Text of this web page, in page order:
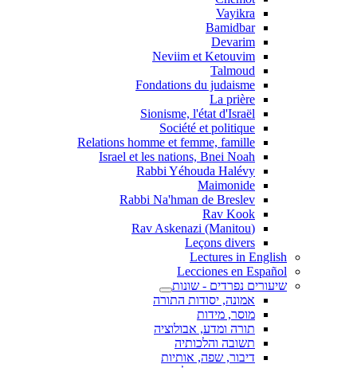
Vayikra
Bamidbar
Devarim
Neviim et Ketouvim
Talmoud
Fondations du judaisme
La prière
Sionisme, l'état d'Israël
Société et politique
Relations homme et femme, famille
Israel et les nations, Bnei Noah
Rabbi Yéhouda Halévy
Maimonide
Rabbi Na'hman de Breslev
Rav Kook
(Rav Askenazi (Manitou
Leçons divers
Lectures in English
Lecciones en Español
שיעורים נפרדים - שונות
אמונה, יסודות התורה
מוסר, מידות
תורה ומדע, אבולוציה
תשובה והלכותיה
דיבור, שפה, אותיות